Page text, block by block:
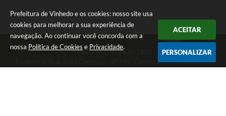
Prefeitura de Vinhedo e os cookies: nosso site usa
cookies para melhorar a sua experiência de
navegação. Ao continuar você concorda com a
nossa Política de Cookies e Privacidade.
ACEITAR
PERSONALIZAR
Telefone: (19) 3826-7800
Endereço: Rua João Corazzari, nº 394, Centro | CEP: 13280-091